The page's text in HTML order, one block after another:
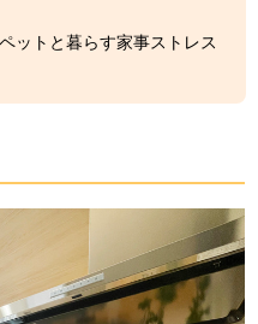
ットと暮らす家事ストレス